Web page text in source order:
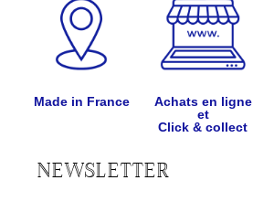
Made in France
Achats en ligne
et
Click & collect
NEWSLETTER